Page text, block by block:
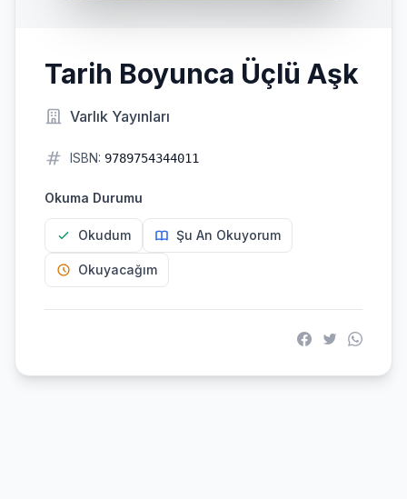
Tarih Boyunca Üçlü Aşk
Varlık Yayınları
ISBN: 9789754344011
Okuma Durumu
Okudum Şu An Okuyorum
Okuyacağım